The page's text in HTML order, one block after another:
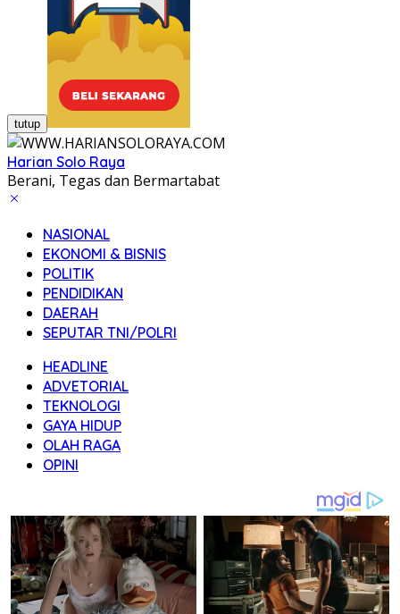
tutup
Harian Solo Raya
Berani, Tegas dan Bermartabat
NASIONAL
EKONOMI & BISNIS
POLITIK
PENDIDIKAN
DAERAH
SEPUTAR TNI/POLRI
HEADLINE
ADVETORIAL
TEKNOLOGI
GAYA HIDUP
OLAH RAGA
OPINI